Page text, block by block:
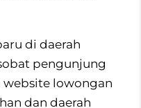
di daerah
pengunjung
website lowongan
dan daerah